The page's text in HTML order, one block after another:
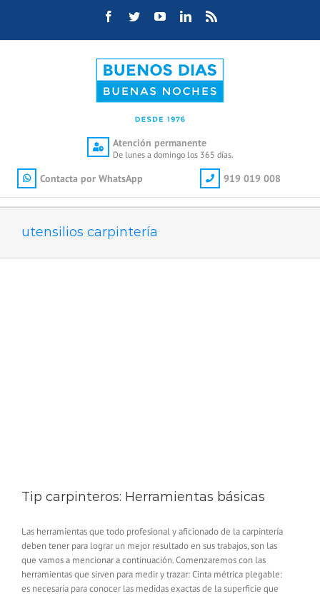
Facebook
TwitterYouTubeLinkedIn
Atención permanente
De lunes a domingo los 365 días.
Contacta por WhatsApp 919 019 008
utensilios carpintería
Tip carpinteros: Herramientas básicas
Las herramientas que todo profesional y aficionado de la carpintería
deben tener para lograr un mejor resultado en sus trabajos, son las
que vamos a mencionar a continuación. Comenzaremos con las
herramientas que sirven para medir y trazar: Cinta métrica plegable:
es necesaria para conocer las medidas exactas de la superficie que